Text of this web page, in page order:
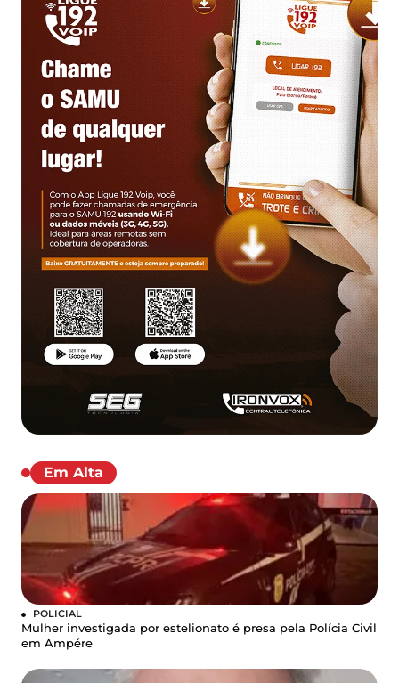
Em Alta
POLICIAL
Mulher investigada por estelionato é presa pela Polícia Civil
em Ampére